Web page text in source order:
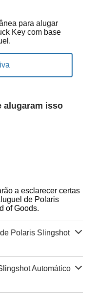
para alugar
Key com base
alugaram isso
a esclarecer certas
de Polaris
of Goods.
Polaris Slingshot
Automático